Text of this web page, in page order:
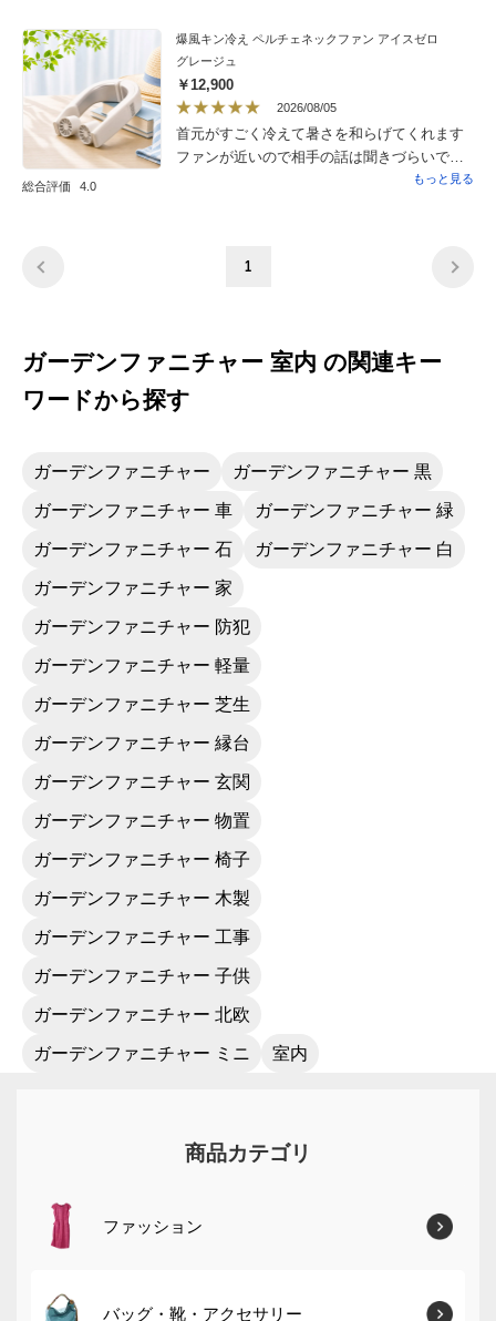
総合評価 4.0
爆風キン冷え ペルチェネックファン アイスゼロ
グレージュ
￥12,900
2026/08/05
首元がすごく冷えて暑さを和らげてくれます
ファンが近いので相手の話は聞きづらいです
もっと見る
1
ガーデンファニチャー 室内 の関連キー
ワードから探す
ガーデンファニチャー ガーデンファニチャー 黒
ガーデンファニチャー 車 ガーデンファニチャー 緑
ガーデンファニチャー 石 ガーデンファニチャー 白
ガーデンファニチャー 家
ガーデンファニチャー 防犯
ガーデンファニチャー 軽量
ガーデンファニチャー 芝生
ガーデンファニチャー 縁台
ガーデンファニチャー 玄関
ガーデンファニチャー 物置
ガーデンファニチャー 椅子
ガーデンファニチャー 木製
ガーデンファニチャー 工事
ガーデンファニチャー 子供
ガーデンファニチャー 北欧
ガーデンファニチャー ミニ 室内
商品カテゴリ
ファッション
バッグ・靴・アクセサリー